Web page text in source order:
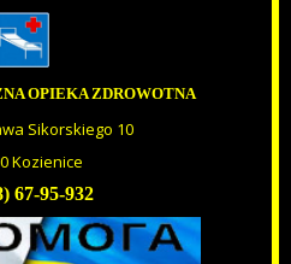
BADAŃ
DILO
PACJENTEM
ZDROWOTNE
PRACY
OPIEKA ZDROWOTNA
Sikorskiego 10
Kozienice
67-95-932